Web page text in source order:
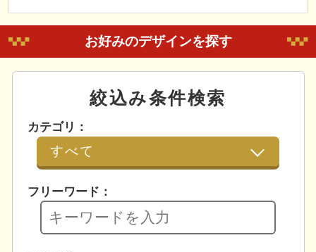
お好みのデザインを探す
絞込み条件検索
カテゴリ：
フリーワード：